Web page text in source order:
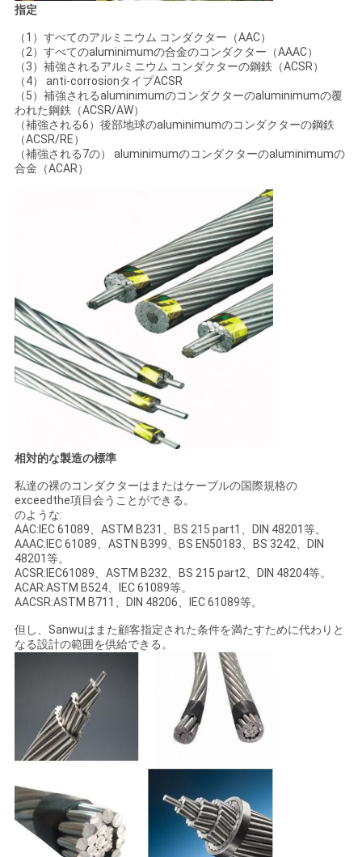
指定
（1）すべてのアルミニウム コンダクター（AAC）
（2）すべてのaluminimumの合金のコンダクター（AAAC）
（3）補強されるアルミニウム コンダクターの鋼鉄（ACSR）
（4） anti-corrosionタイプACSR
（5）補強されるaluminimumのコンダクターのaluminimumの覆
われた鋼鉄（ACSR/AW）
（補強される6）後部地球のaluminimumのコンダクターの鋼鉄
（ACSR/RE）
（補強される7の） aluminimumのコンダクターのaluminimumの
合金（ACAR）
相対的な製造の標準
私達の裸のコンダクターはまたはケーブルの国際規格の
exceedthe項目会うことができる。
のような:
AAC:IEC 61089、ASTM B231、BS 215 part1、DIN 48201等。
AAAC:IEC 61089、ASTN B399、BS EN50183、BS 3242、DIN
48201等。
ACSR:IEC61089、ASTM B232、BS 215 part2、DIN 48204等。
ACAR:ASTM B524、IEC 61089等。
AACSR:ASTM B711、DIN 48206、IEC 61089等。
但し、Sanwuはまた顧客指定された条件を満たすために代わりと
なる設計の範囲を供給できる。